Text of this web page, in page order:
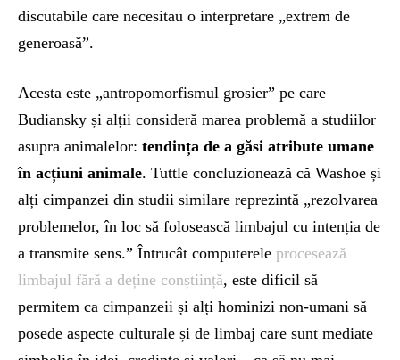
discutabile care necesitau o interpretare „extrem de
generoasă”.
Acesta este „antropomorfismul grosier” pe care
Budiansky și alții consideră marea problemă a studiilor
asupra animalelor: tendința de a găsi atribute umane
în acțiuni animale. Tuttle concluzionează că Washoe și
alți cimpanzei din studii similare reprezintă „rezolvarea
problemelor, în loc să folosească limbajul cu intenția de
a transmite sens.” Întrucât computerele procesează
limbajul fără a deține conștiință, este dificil să
permitem ca cimpanzeii și alți hominizi non-umani să
posede aspecte culturale și de limbaj care sunt mediate